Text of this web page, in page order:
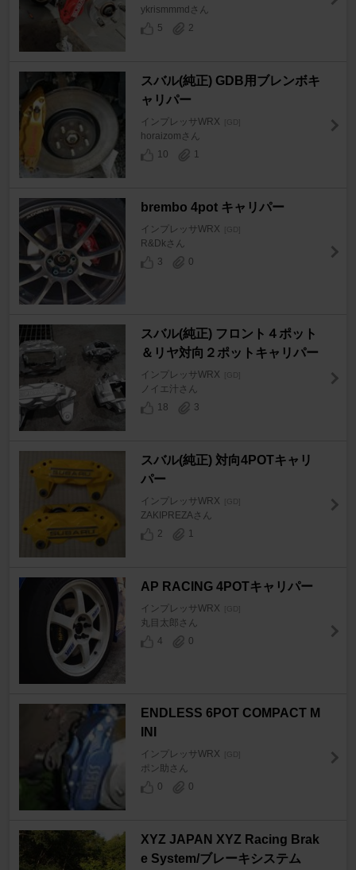
ykrismmmdさん
5
2
スバル(純正) GDB用ブレンボキ
ャリパー
インプレッサWRX [GD]
horaizomさん
10
1
brembo 4pot キャリパー
インプレッサWRX [GD]
R&Dkさん
3
0
スバル(純正) フロント４ポット
＆リヤ対向２ポットキャリパー
インプレッサWRX [GD]
ノイエ汁さん
18
3
スバル(純正) 対向4POTキャリ
パー
インプレッサWRX [GD]
ZAKIPREZAさん
2
1
AP RACING 4POTキャリパー
インプレッサWRX [GD]
丸目太郎さん
4
0
ENDLESS 6POT COMPACT M
INI
インプレッサWRX [GD]
ポン助さん
0
0
XYZ JAPAN XYZ Racing Brak
e System/ブレーキシステム